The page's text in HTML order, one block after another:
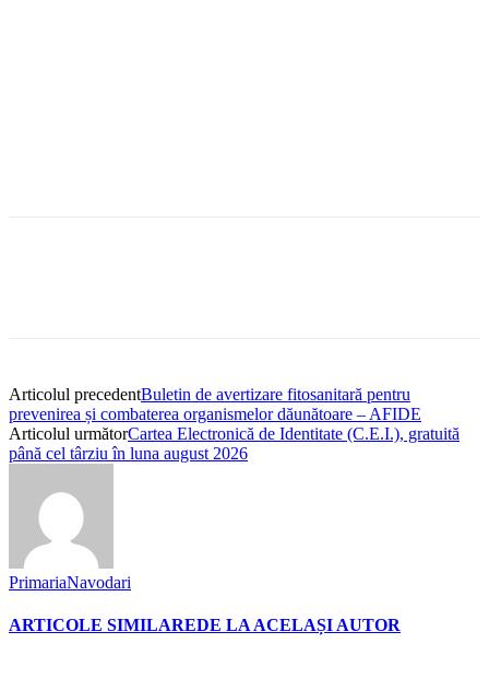
Articolul precedentBuletin de avertizare fitosanitară pentru
prevenirea și combaterea organismelor dăunătoare – AFIDE
Articolul următorCartea Electronică de Identitate (C.E.I.), gratuită
până cel târziu în luna august 2026
PrimariaNavodari
ARTICOLE SIMILAREDE LA ACELAȘI AUTOR